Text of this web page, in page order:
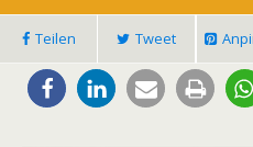
Teilen Tweet